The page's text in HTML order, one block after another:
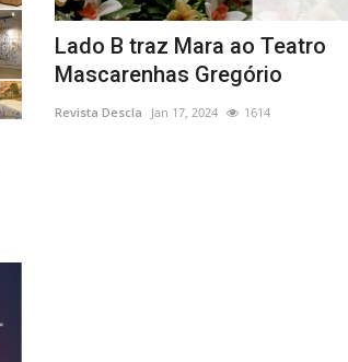
Lado B traz Mara ao Teatro
Mascarenhas Gregório
Revista Descla Jan 17, 2024 1614